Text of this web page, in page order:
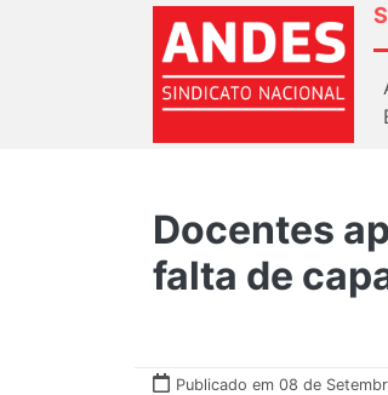
Docentes
falta de
Publicado em 08 de